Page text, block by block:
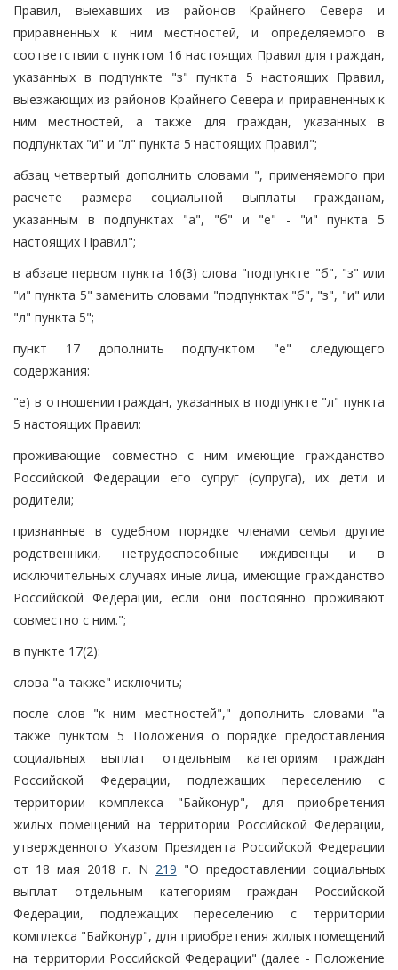
Правил, выехавших из районов Крайнего Севера и
приравненных к ним местностей, и определяемого в
соответствии с пунктом 16 настоящих Правил для граждан,
указанных в подпункте "з" пункта 5 настоящих Правил,
выезжающих из районов Крайнего Севера и приравненных к
ним местностей, а также для граждан, указанных в
подпунктах "и" и "л" пункта 5 настоящих Правил";
абзац четвертый дополнить словами ", применяемого при
расчете размера социальной выплаты гражданам,
указанным в подпунктах "а", "б" и "е" - "и" пункта 5
настоящих Правил";
в абзаце первом пункта 16(3) слова "подпункте "б", "з" или
"и" пункта 5" заменить словами "подпунктах "б", "з", "и" или
"л" пункта 5";
пункт 17 дополнить подпунктом "е" следующего
содержания:
"е) в отношении граждан, указанных в подпункте "л" пункта
5 настоящих Правил:
проживающие совместно с ним имеющие гражданство
Российской Федерации его супруг (супруга), их дети и
родители;
признанные в судебном порядке членами семьи другие
родственники, нетрудоспособные иждивенцы и в
исключительных случаях иные лица, имеющие гражданство
Российской Федерации, если они постоянно проживают
совместно с ним.";
в пункте 17(2):
слова "а также" исключить;
после слов "к ним местностей"," дополнить словами "а
также пунктом 5 Положения о порядке предоставления
социальных выплат отдельным категориям граждан
Российской Федерации, подлежащих переселению с
территории комплекса "Байконур", для приобретения
жилых помещений на территории Российской Федерации,
утвержденного Указом Президента Российской Федерации
от 18 мая 2018 г. N 219 "О предоставлении социальных
выплат отдельным категориям граждан Российской
Федерации, подлежащих переселению с территории
комплекса "Байконур", для приобретения жилых помещений
на территории Российской Федерации" (далее - Положение